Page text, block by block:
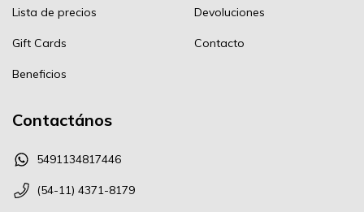
Lista de precios
Gift Cards
Beneficios
Devoluciones
Contacto
Contactános
5491134817446
(54-11) 4371-8179